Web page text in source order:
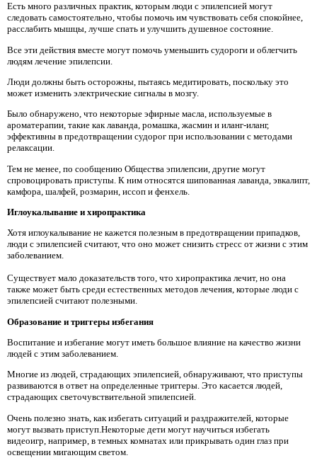
Есть много различных практик, которым люди с эпилепсией могут
следовать самостоятельно, чтобы помочь им чувствовать себя спокойнее,
расслабить мышцы, лучше спать и улучшить душевное состояние.
Все эти действия вместе могут помочь уменьшить судороги и облегчить
людям лечение эпилепсии.
Люди должны быть осторожны, пытаясь медитировать, поскольку это
может изменить электрические сигналы в мозгу.
Было обнаружено, что некоторые эфирные масла, используемые в
ароматерапии, такие как лаванда, ромашка, жасмин и иланг-иланг,
эффективны в предотвращении судорог при использовании с методами
релаксации.
Тем не менее, по сообщению Общества эпилепсии, другие могут
спровоцировать приступы. К ним относятся шипованная лаванда, эвкалипт,
камфора, шалфей, розмарин, иссоп и фенхель.
Иглоукалывание и хиропрактика
Хотя иглоукалывание не кажется полезным в предотвращении припадков,
люди с эпилепсией считают, что оно может снизить стресс от жизни с этим
заболеванием.
Существует мало доказательств того, что хиропрактика лечит, но она
также может быть среди естественных методов лечения, которые люди с
эпилепсией считают полезными.
Образование и триггеры избегания
Воспитание и избегание могут иметь большое влияние на качество жизни
людей с этим заболеванием.
Многие из людей, страдающих эпилепсией, обнаруживают, что приступы
развиваются в ответ на определенные триггеры. Это касается людей,
страдающих светочувствительной эпилепсией.
Очень полезно знать, как избегать ситуаций и раздражителей, которые
могут вызвать приступ.Некоторые дети могут научиться избегать
видеоигр, например, в темных комнатах или прикрывать один глаз при
освещении мигающим светом.